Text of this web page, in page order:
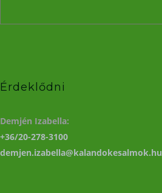
Érdeklődni
Demjén Izabella:
+36/20-278-3100
demjen.izabella@kalandokesalmok.hu